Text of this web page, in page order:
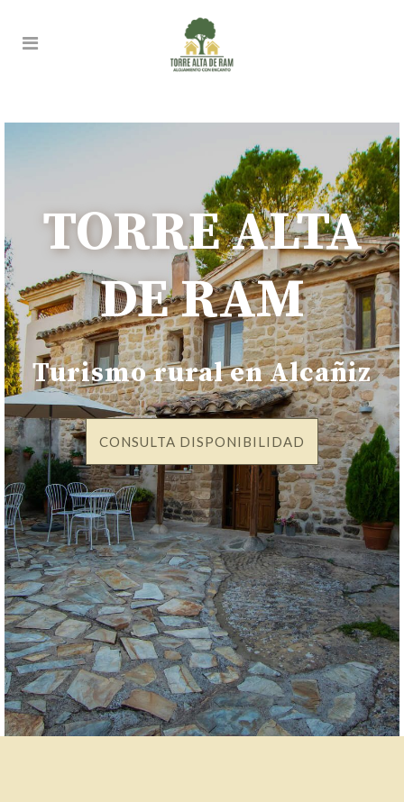
TORRE ALTA
DE RAM
Turismo rural en Alcañiz
CONSULTA DISPONIBILIDAD